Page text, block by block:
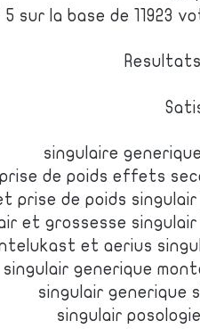
sur la base de 11923
singulaire
de poids effets
prise de poids singulair
et grossesse singulair
et aerius
singulair generique
singulair generique
singulair